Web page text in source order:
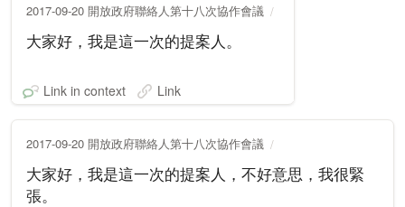
2017-09-20 開放政府聯絡人第十八次協作會議
大家好，我是這一次的提案人。
Link in context Link
2017-09-20 開放政府聯絡人第十八次協作會議
大家好，我是這一次的提案人，不好意思，我很緊
張。